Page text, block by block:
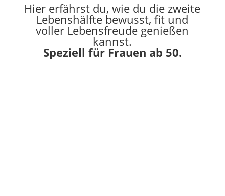
Hier erfährst du, wie du die zweite
Lebenshälfte bewusst, fit und
voller Lebensfreude genießen
kannst.
Speziell für Frauen ab 50.